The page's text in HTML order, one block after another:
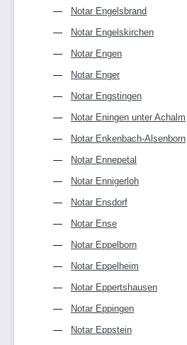
Notar Engelsbrand
Notar Engelskirchen
Notar Engen
Notar Enger
Notar Engstingen
Notar Eningen unter Achalm
Notar Enkenbach-Alsenborn
Notar Ennepetal
Notar Ennigerloh
Notar Ensdorf
Notar Ense
Notar Eppelborn
Notar Eppelheim
Notar Eppertshausen
Notar Eppingen
Notar Eppstein